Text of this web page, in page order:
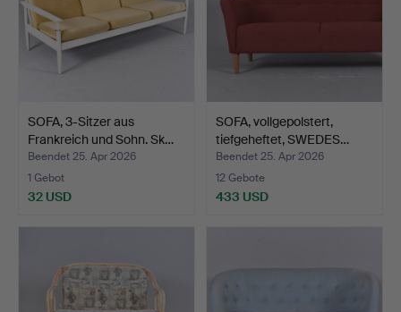
SOFA, 3-Sitzer aus
Frankreich und Sohn. Sk…
Beendet 25. Apr 2026
1 Gebot
32 USD
SOFA, vollgepolstert,
tiefgeheftet, SWEDES…
Beendet 25. Apr 2026
12 Gebote
433 USD